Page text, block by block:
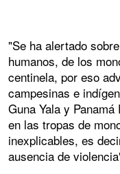
"Se ha alertado
humanos, de los
centinela, por eso
campesinas e
Guna Yala y
en las tropas de
inexplicables, es
ausencia de